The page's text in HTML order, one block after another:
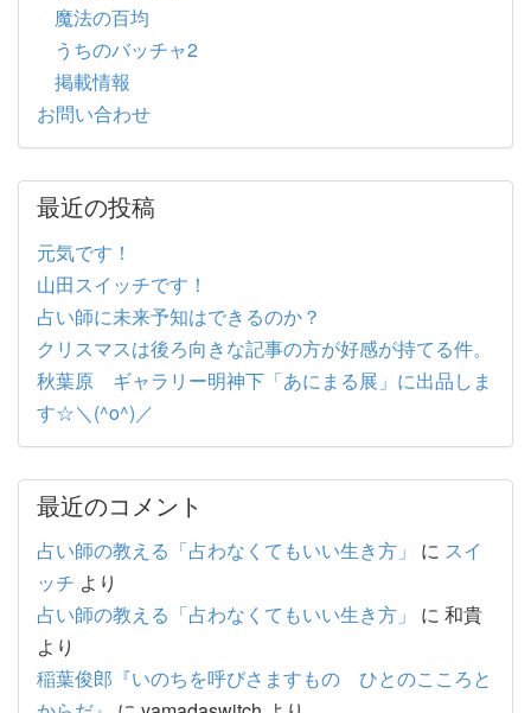
魔法の百均
うちのバッチャ2
掲載情報
お問い合わせ
最近の投稿
元気です！
山田スイッチです！
占い師に未来予知はできるのか？
クリスマスは後ろ向きな記事の方が好感が持てる件。
秋葉原 ギャラリー明神下「あにまる展」に出品しま
す☆＼(^o^)／
最近のコメント
占い師の教える「占わなくてもいい生き方」 に スイ
ッチ より
占い師の教える「占わなくてもいい生き方」
に 和貴
より
稲葉俊郎『いのちを呼びさますもの ひとのこころと